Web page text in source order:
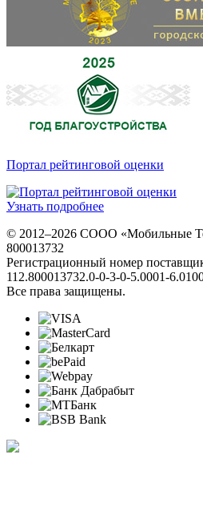
Портал рейтинговой оценки
Узнать подробнее
© 2012–2026 СООО «Мобильные
800013732
Регистрационный номер
112.800013732.0-0-3-0-5.0001-
Все права защищены.